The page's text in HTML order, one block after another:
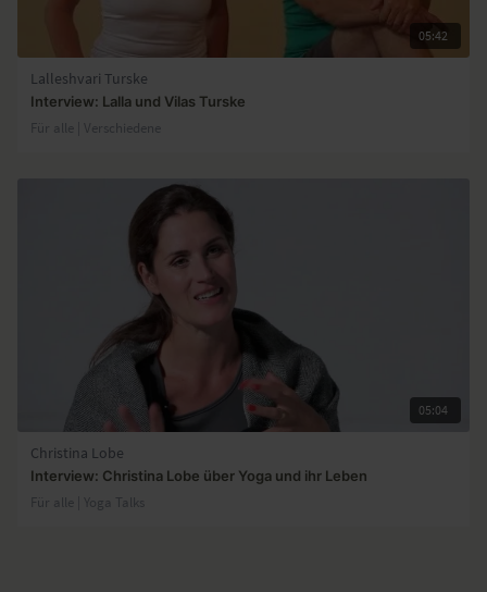
05:42
Lalleshvari Turske
Interview: Lalla und Vilas Turske
Für alle | Verschiedene
05:04
Christina Lobe
Interview: Christina Lobe über Yoga und ihr Leben
Für alle | Yoga Talks